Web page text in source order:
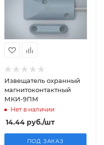
Извещатель охранный
магнитоконтактный
МКИ-9ПМ
Нет в наличии
14.44руб./шт
ПОД ЗАКАЗ